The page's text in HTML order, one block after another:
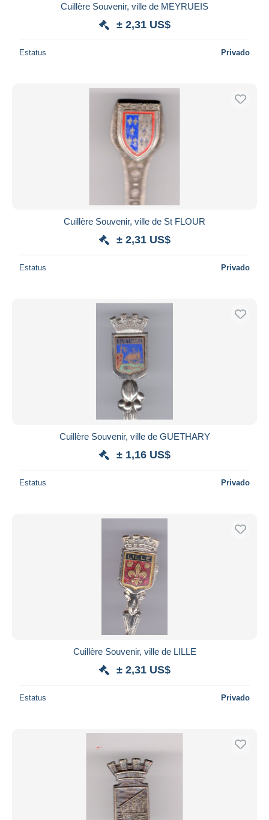
Cuillère Souvenir, ville de MEYRUEIS
± 2,31 US$
Estatus Privado
Cuillère Souvenir, ville de St FLOUR
± 2,31 US$
Estatus Privado
Cuillère Souvenir, ville de GUETHARY
± 1,16 US$
Estatus Privado
Cuillère Souvenir, ville de LILLE
± 2,31 US$
Estatus Privado